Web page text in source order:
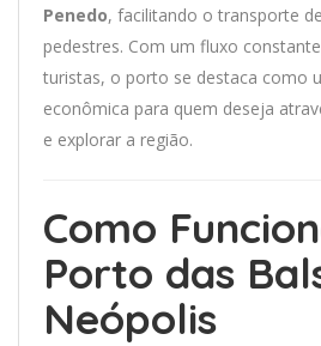
Penedo, facilitando o transporte
pedestres. Com um fluxo
turistas, o porto se destaca como
econômica para quem deseja
e explorar a região.
Como
Porto das
Neópolis